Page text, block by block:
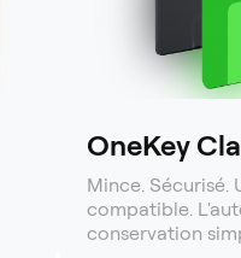
OneKey
Mince. Sécurisé.
compatible.
conservation